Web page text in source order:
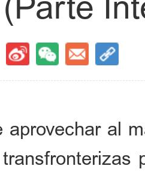
aprovechar al